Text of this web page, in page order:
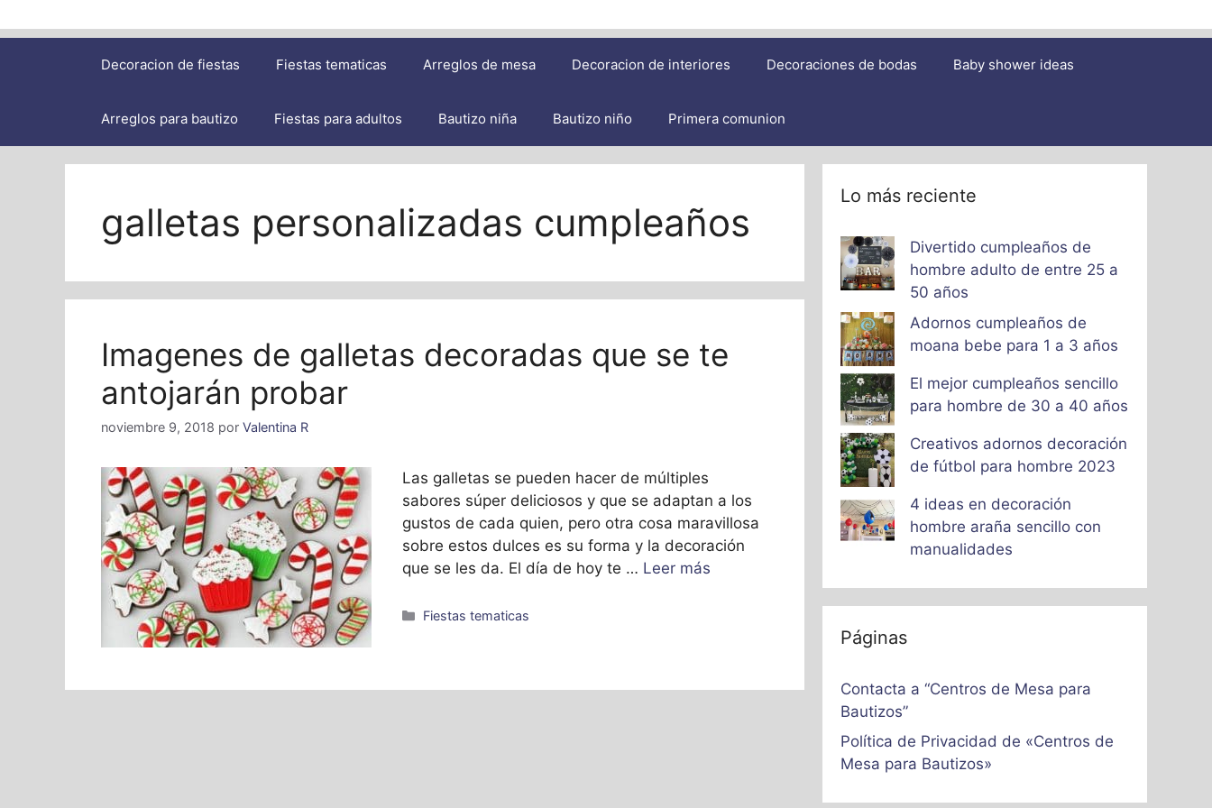
Decoracion de fiestas Fiestas tematicas Arreglos de mesa Decoracion de interiores Decoraciones de bodas Baby shower ideas
Arreglos para bautizo Fiestas para adultos Bautizo niña Bautizo niño Primera comunion
galletas personalizadas cumpleaños
Imagenes de galletas decoradas que se te
antojarán probar
noviembre 9, 2018 por Valentina R
Las galletas se pueden hacer de múltiples
sabores súper deliciosos y que se adaptan a los
gustos de cada quien, pero otra cosa maravillosa
sobre estos dulces es su forma y la decoración
que se les da. El día de hoy te … Leer más
Categorías
Fiestas tematicas
Lo más reciente
Divertido cumpleaños de
hombre adulto de entre 25 a
50 años
Adornos cumpleaños de
moana bebe para 1 a 3 años
El mejor cumpleaños sencillo
para hombre de 30 a 40 años
Creativos adornos decoración
de fútbol para hombre 2023
4 ideas en decoración
hombre araña sencillo con
manualidades
Páginas
Contacta a “Centros de Mesa para
Bautizos”
Política de Privacidad de «Centros de
Mesa para Bautizos»